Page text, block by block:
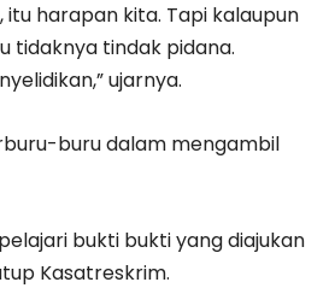
itu harapan kita. Tapi kalaupun
tidaknya tindak pidana.
ujarnya.
buru dalam mengambil
bukti bukti yang diajukan
Kasatreskrim.